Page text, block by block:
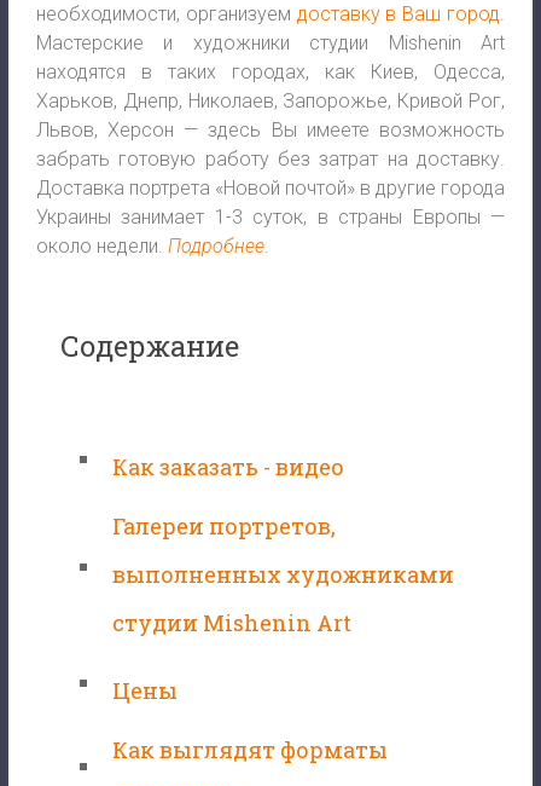
необходимости, организуем доставку в Ваш город.
Мастерские и художники студии Mishenin Art
находятся в таких городах, как Киев, Одесса,
Харьков, Днепр, Николаев, Запорожье, Кривой Рог,
Львов, Херсон — здесь Вы имеете возможность
забрать готовую работу без затрат на доставку.
Доставка портрета «Новой почтой» в другие города
Украины занимает 1-3 суток, в страны Европы —
около недели. Подробнее.
Содержание
Как заказать - видео
Галереи портретов,
выполненных художниками
студии Mishenin Art
Цены
Как выглядят форматы